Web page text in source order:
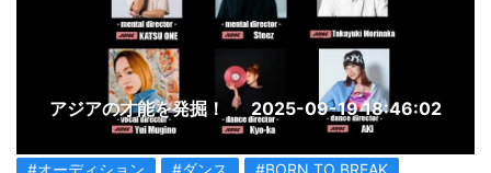
アジアの才能を発掘！ 2025-09-19 18:46:02